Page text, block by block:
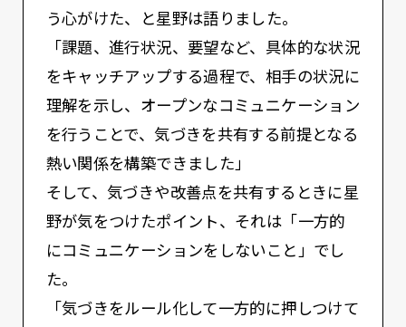
う心がけた、と星野は語りました。
「課題、進行状況、要望など、具体的な状況
をキャッチアップする過程で、相手の状況に
理解を示し、オープンなコミュニケーション
を行うことで、気づきを共有する前提となる
熱い関係を構築できました」
そして、気づきや改善点を共有するときに星
野が気をつけたポイント、それは「⼀⽅的
にコミュニケーションをしないこと」でし
た。
「気づきをルール化して一方的に押しつけて